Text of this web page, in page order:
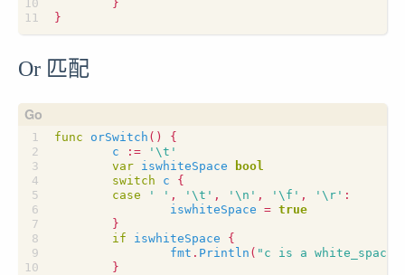
}
}
Or 匹配
func orSwitch ()
{
c
:=
'\t'
var iswhiteSpace
bool
switch
c
{
case
' ' , '\t' , '\n' , '\f' , '\r' :
iswhiteSpace = true
}
if
iswhiteSpace
{
fmt . Println ( "c is a white_space
}